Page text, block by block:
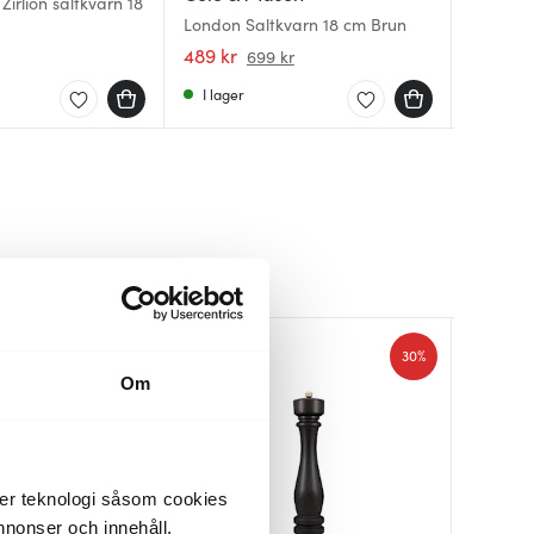
Om
teknologi såsom cookies
och innehåll,
London Saltkvarn 18 cm Brun
489 kr 699 kr
I lager
30%